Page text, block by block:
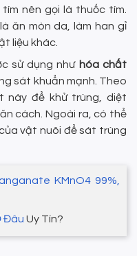
nên gọi là thuốc tím.
ăn mòn da, làm han gỉ
liệu khác.
sử dụng như hóa chất
sát khuẩn mạnh. Theo
này để khử trùng, diệt
cách. Ngoài ra, có thể
vật nuôi để sát trùng
KMnO4 99%,
Đâu Uy Tín?